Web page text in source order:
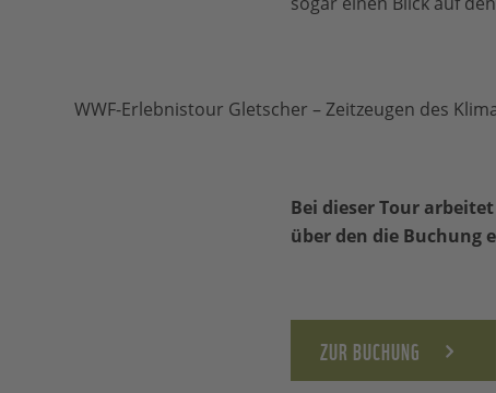
WWF-Erlebnistour Gletscher – Zeitzeugen des
Bei dieser Tour
über den die Buchung
ZUR BUCHUNG